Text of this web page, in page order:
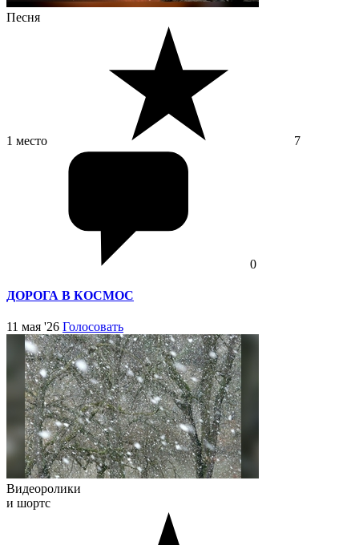
Песня
1 место 7
0
ДОРОГА В КОСМОС
11 мая '26 Голосовать
Видеоролики
и шортс